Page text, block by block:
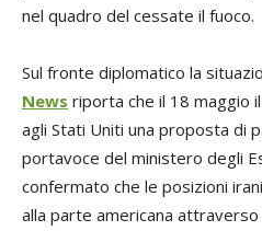
nel quadro del cessate il fuoco.
Sul fronte diplomatico la
News riporta che il 18 maggio
agli Stati Uniti una proposta di
portavoce del ministero degli
confermato che le posizioni
alla parte americana attraverso